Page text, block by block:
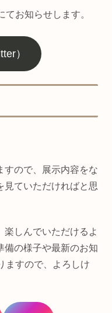
お知らせします。
）
すので、展示内容をな
見ていただければと思
しんでいただけるよ
備の様子や最新のお知
ますので、よろしけ